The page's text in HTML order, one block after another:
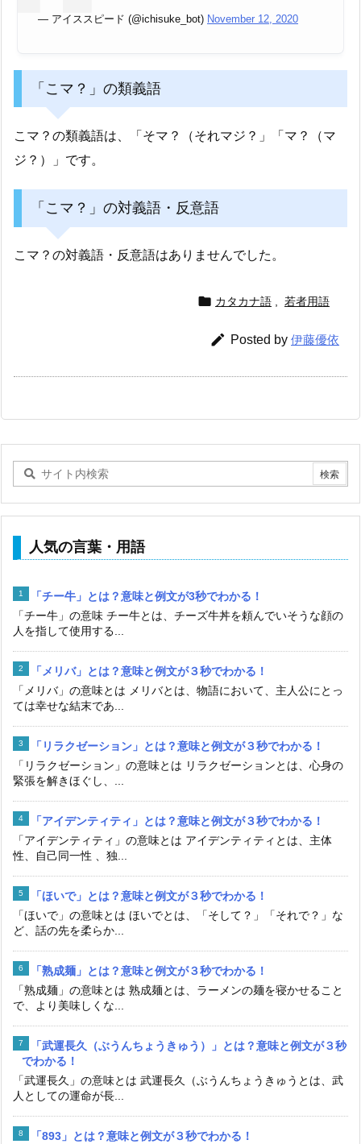
— アイススピード (@ichisuke_bot) November 12, 2020
「こマ？」の類義語
こマ？の類義語は、「そマ？（それマジ？」「マ？（マ
ジ？）」です。
「こマ？」の対義語・反意語
こマ？の対義語・反意語はありませんでした。
 カタカナ語 , 若者用語
 Posted by 伊藤優依
人気の言葉・用語
「チー牛」とは？意味と例文が3秒でわかる！
「チー牛」の意味 チー牛とは、チーズ牛丼を頼んでいそうな顔の
人を指して使用する...
「メリバ」とは？意味と例文が３秒でわかる！
「メリバ」の意味とは メリバとは、物語において、主人公にとっ
ては幸せな結末であ...
「リラクゼーション」とは？意味と例文が３秒でわかる！
「リラクゼーション」の意味とは リラクゼーションとは、心身の
緊張を解きほぐし、...
「アイデンティティ」とは？意味と例文が３秒でわかる！
「アイデンティティ」の意味とは アイデンティティとは、主体
性、自己同一性 、独...
「ほいで」とは？意味と例文が３秒でわかる！
「ほいで」の意味とは ほいでとは、「そして？」「それで？」な
ど、話の先を柔らか...
「熟成麺」とは？意味と例文が３秒でわかる！
「熟成麺」の意味とは 熟成麺とは、ラーメンの麺を寝かせること
で、より美味しくな...
「武運長久（ぶうんちょうきゅう）」とは？意味と例文が３秒
でわかる！
「武運長久」の意味とは 武運長久（ぶうんちょうきゅうとは、武
人としての運命が長...
「893」とは？意味と例文が３秒でわかる！